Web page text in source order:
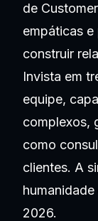
de
empáticas e
construir
Invista em
equipe,
complexos,
como
clientes. A
2026.